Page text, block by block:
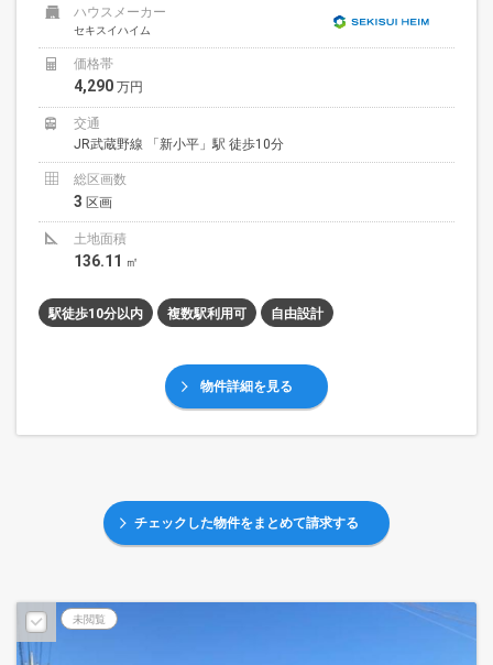
ハウスメーカー
セキスイハイム
価格帯
4,290 万円
交通
JR武蔵野線 「新小平」駅 徒歩10分
総区画数
3 区画
土地面積
136.11 ㎡
駅徒歩10分以内 複数駅利用可 自由設計
物件詳細を見る
チェックした物件をまとめて請求する
未閲覧